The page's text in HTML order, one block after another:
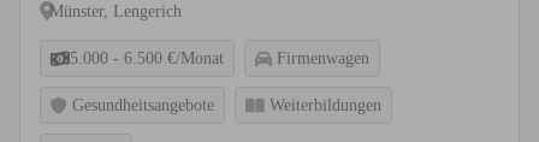
Münster, Lengerich
5.000 - 6.500 €/Monat Firmenwagen
Gesundheitsangebote Weiterbildungen